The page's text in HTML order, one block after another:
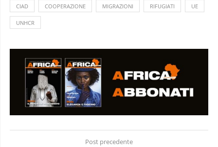
CIAD COOPERAZIONE MIGRAZIONI RIFUGIATI UE
UNHCR
Post precedente